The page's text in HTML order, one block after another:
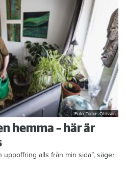
Foto: Tomas Ohlsson
hemma – här är
uppoffring alls från min sida”, säger